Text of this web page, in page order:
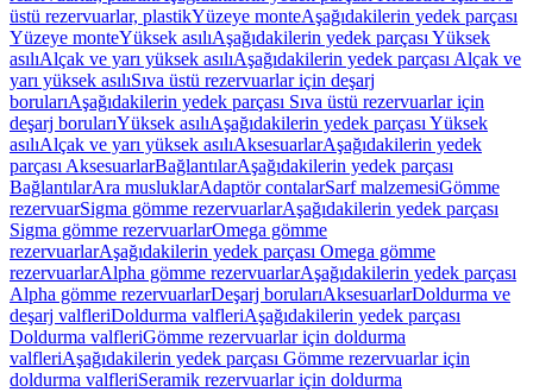
üstü rezervuarlar, plastikYüzeye monteAşağıdakilerin yedek parçası
Yüzeye monteYüksek asılıAşağıdakilerin yedek parçası Yüksek
asılıAlçak ve yarı yüksek asılıAşağıdakilerin yedek parçası Alçak ve
yarı yüksek asılıSıva üstü rezervuarlar için deşarj
borularıAşağıdakilerin yedek parçası Sıva üstü rezervuarlar için
deşarj borularıYüksek asılıAşağıdakilerin yedek parçası Yüksek
asılıAlçak ve yarı yüksek asılıAksesuarlarAşağıdakilerin yedek
parçası AksesuarlarBağlantılarAşağıdakilerin yedek parçası
BağlantılarAra musluklarAdaptör contalarSarf malzemesiGömme
rezervuarSigma gömme rezervuarlarAşağıdakilerin yedek parçası
Sigma gömme rezervuarlarOmega gömme
rezervuarlarAşağıdakilerin yedek parçası Omega gömme
rezervuarlarAlpha gömme rezervuarlarAşağıdakilerin yedek parçası
Alpha gömme rezervuarlarDeşarj borularıAksesuarlarDoldurma ve
deşarj valfleriDoldurma valfleriAşağıdakilerin yedek parçası
Doldurma valfleriGömme rezervuarlar için doldurma
valfleriAşağıdakilerin yedek parçası Gömme rezervuarlar için
doldurma valfleriSeramik rezervuarlar için doldurma